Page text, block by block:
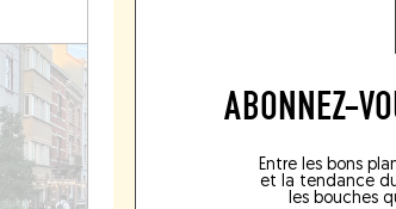
ABONNEZ-
Entre les bons
et la tendance
les bouches